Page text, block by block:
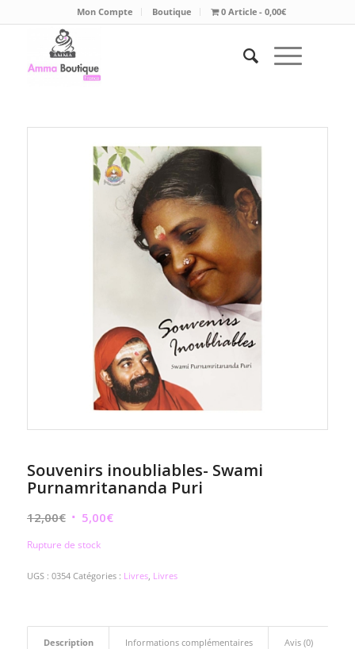
Mon Compte Boutique 0 Article 0,00€
Souvenirs inoubliables- Swami
Purnamritananda Puri
12,00€ Le
était :
5,00€Le
est :
Rupture de stock
UGS : 0354 Catégories : Livres, Livres
Description Informations complémentaires Avis (0)